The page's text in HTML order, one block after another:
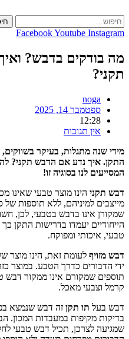
to
content
FacebookYoutube Instagram
מה בודקים בדבש?
תקני?
noga
ספטמבר 14, 2025
12:28
אין תגובות
מידי שנה מתגלות, בעיקר
התקן. איך נדע אם הדבש תקני?
המסייעים לנו בסוגיה זו!
דבש תקני הינו מוצר טבעי שאינו
מייצבים למיניהם, ללא תוספות
שמקורן אינו בדבש בטבעי, לכן,
הייחודיים יעמדו בדרישות התקן
טבעי, איכותי ומפוקח.
דבש מזויף לעומת זאת, הינו מוצר
ידי הדבורים כדרך הטבע. במוצר
תוספים שמקורם אינו ממקור דבש
קרמל וצבעי מאכל.
דבש בעל תו תקן זה דבש שנמצא
בדיקות מקיפות במעבדות המכון.
שמגיעה לצרכן, תכיל דבש טבעי